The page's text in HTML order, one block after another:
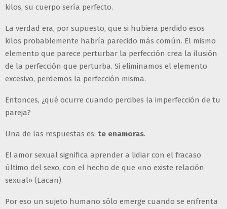
kilos, su cuerpo sería perfecto.
La verdad era, por supuesto, que si hubiera perdido esos
kilos probablemente habría parecido más común. El mismo
elemento que parece perturbar la perfección crea la ilusión
de la perfección que perturba. Si eliminamos el elemento
excesivo, perdemos la perfección misma.
Entonces, ¿qué ocurre cuando percibes la imperfección de tu
pareja?
Una de las respuestas es: te enamoras.
El amor sexual significa aprender a lidiar con el fracaso
último del sexo, con el hecho de que «no existe relación
sexual» (Lacan).
Por eso un sujeto humano sólo emerge cuando se enfrenta